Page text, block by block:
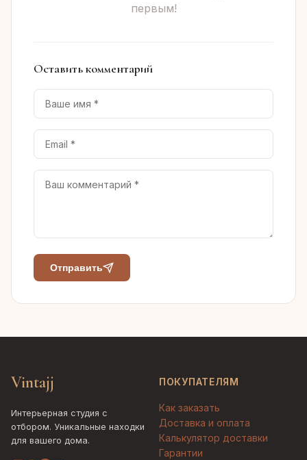
первым!
Оставить комментарий
Отправить
Vintajj
Интерьерная студия с
отбором. Уникальные находки
для вашего дома.
ПОКУПАТЕЛЯМ
Как заказать
Доставка и оплата
Калькулятор доставки
Гарантии